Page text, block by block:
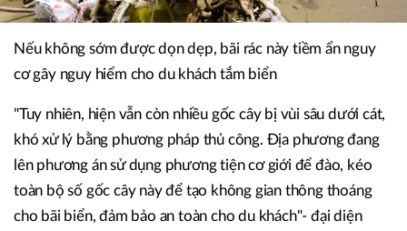
Nếu không sớm được dọn dẹp, bãi rác này tiềm ẩn nguy
cơ gây nguy hiểm cho du khách tắm biển
"Tuy nhiên, hiện vẫn còn nhiều gốc cây bị vùi sâu dưới cát,
khó xử lý bằng phương pháp thủ công. Địa phương đang
lên phương án sử dụng phương tiện cơ giới để đào, kéo
toàn bộ số gốc cây này để tạo không gian thông thoáng
cho bãi biển, đảm bảo an toàn cho du khách"- đại diện